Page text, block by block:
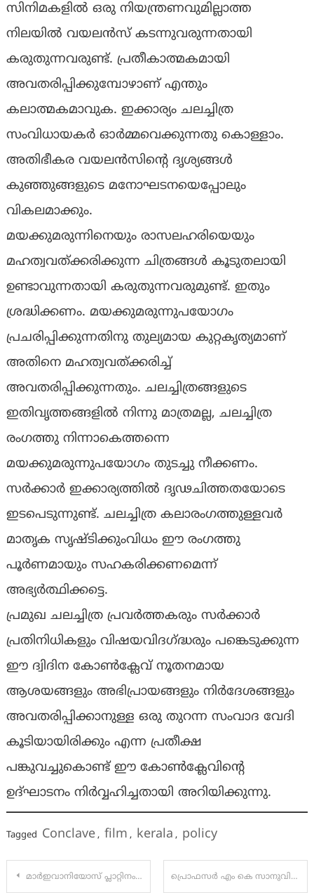
സിനിമകളില്‍ ഒരു നിയന്ത്രണവുമില്ലാത്ത
നിലയില്‍ വയലന്‍സ് കടന്നുവരുന്നതായി
കരുതുന്നവരുണ്ട്. പ്രതീകാത്മകമായി
അവതരിപ്പിക്കുമ്പോഴാണ് എന്തും
കലാത്മകമാവുക. ഇക്കാര്യം ചലച്ചിത്ര
സംവിധായകര്‍ ഓര്‍മ്മവെക്കുന്നതു കൊള്ളാം.
അതിഭീകര വയലന്‍സിന്റെ ദൃശ്യങ്ങള്‍
കുഞ്ഞുങ്ങളുടെ മനോഘടനയെപ്പോലും
വികലമാക്കും.
മയക്കുമരുന്നിനെയും രാസലഹരിയെയും
മഹത്വവത്ക്കരിക്കുന്ന ചിത്രങ്ങള്‍ കൂടുതലായി
ഉണ്ടാവുന്നതായി കരുതുന്നവരുമുണ്ട്. ഇതും
ശ്രദ്ധിക്കണം. മയക്കുമരുന്നുപയോഗം
പ്രചരിപ്പിക്കുന്നതിനു തുല്യമായ കുറ്റകൃത്യമാണ്
അതിനെ മഹത്വവത്ക്കരിച്ച്
അവതരിപ്പിക്കുന്നതും. ചലച്ചിത്രങ്ങളുടെ
ഇതിവൃത്തങ്ങളില്‍ നിന്നു മാത്രമല്ല, ചലച്ചിത്ര
രംഗത്തു നിന്നാകെത്തന്നെ
മയക്കുമരുന്നുപയോഗം തുടച്ചു നീക്കണം.
സര്‍ക്കാര്‍ ഇക്കാര്യത്തില്‍ ദൃഢചിത്തതയോടെ
ഇടപെടുന്നുണ്ട്. ചലച്ചിത്ര കലാരംഗത്തുള്ളവര്‍
മാതൃക സൃഷ്ടിക്കുംവിധം ഈ രംഗത്തു
പൂർണമായും സഹകരിക്കണമെന്ന്
അഭ്യര്‍ത്ഥിക്കട്ടെ.
പ്രമുഖ ചലച്ചിത്ര പ്രവര്‍ത്തകരും സര്‍ക്കാര്‍
പ്രതിനിധികളും വിഷയവിദഗ്ദ്ധരും പങ്കെടുക്കുന്ന
ഈ ദ്വിദിന കോണ്‍ക്ലേവ് നൂതനമായ
ആശയങ്ങളും അഭിപ്രായങ്ങളും നിര്‍ദേശങ്ങളും
അവതരിപ്പിക്കാനുള്ള ഒരു തുറന്ന സംവാദ വേദി
കൂടിയായിരിക്കും എന്ന പ്രതീക്ഷ
പങ്കുവച്ചുകൊണ്ട് ഈ കോണ്‍ക്ലേവിന്റെ
ഉദ്ഘാടനം നിര്‍വ്വഹിച്ചതായി അറിയിക്കുന്നു.
Tagged Conclave, film , kerala , policy
Post
മാർഇവാനിയോസ് പ്ലാറ്റിനം ജൂബിലി ആഘോഷങ്ങൾക്ക് ഇന്ന് (ശനി) തുടക്കം: പ്രൊഫസർ എം കെ സാനുവിന് ആദരാജ്ഞലികൾ